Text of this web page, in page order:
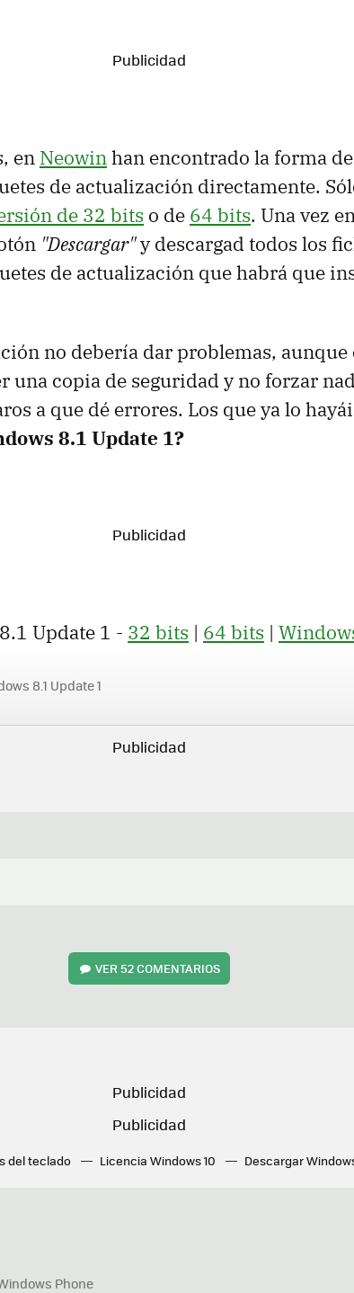
en Neowinhan encontrado la forma de
de actualización directamente.
de 32 bits o de 64 bits. Una vez
"Descargar"y descargad todos los
de actualización que habrá que
no debería dar problemas,
una copia de seguridad y no forzar
a que dé errores. Los que ya lo
8.1 Update 1?
Update 1 - 32 bits | 64 bits |
8.1 Update 1
VER52 COMENTARIOS
del teclado Licencia Windows 10 Descargar Windows
Phone